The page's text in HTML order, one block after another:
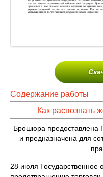
Содержание работы
Как распознать
Брошюра предоставлена
и предназначена для
28 июля Государственное